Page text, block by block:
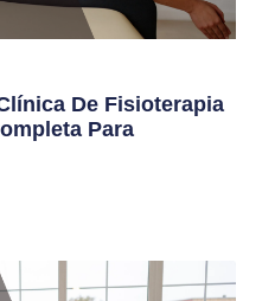
De Fisioterapia
Para